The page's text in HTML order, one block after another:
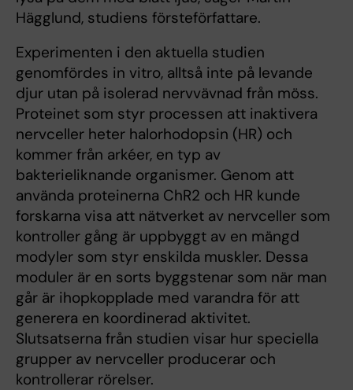
Hägglund, studiens försteförfattare.
Experimenten i den aktuella studien
genomfördes in vitro, alltså inte på levande
djur utan på isolerad nervvävnad från möss.
Proteinet som styr processen att inaktivera
nervceller heter halorhodopsin (HR) och
kommer från arkéer, en typ av
bakterieliknande organismer. Genom att
använda proteinerna ChR2 och HR kunde
forskarna visa att nätverket av nervceller som
kontroller gång är uppbyggt av en mängd
modyler som styr enskilda muskler. Dessa
moduler är en sorts byggstenar som när man
går är ihopkopplade med varandra för att
generera en koordinerad aktivitet.
Slutsatserna från studien visar hur speciella
grupper av nervceller producerar och
kontrollerar rörelser.